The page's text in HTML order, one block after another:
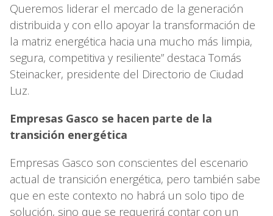
Queremos liderar el mercado de la generación
distribuida y con ello apoyar la transformación de
la matriz energética hacia una mucho más limpia,
segura, competitiva y resiliente” destaca Tomás
Steinacker, presidente del Directorio de Ciudad
Luz.
Empresas Gasco se hacen parte de la
transición energética
Empresas Gasco son conscientes del escenario
actual de transición energética, pero también sabe
que en este contexto no habrá un solo tipo de
solución, sino que se requerirá contar con un